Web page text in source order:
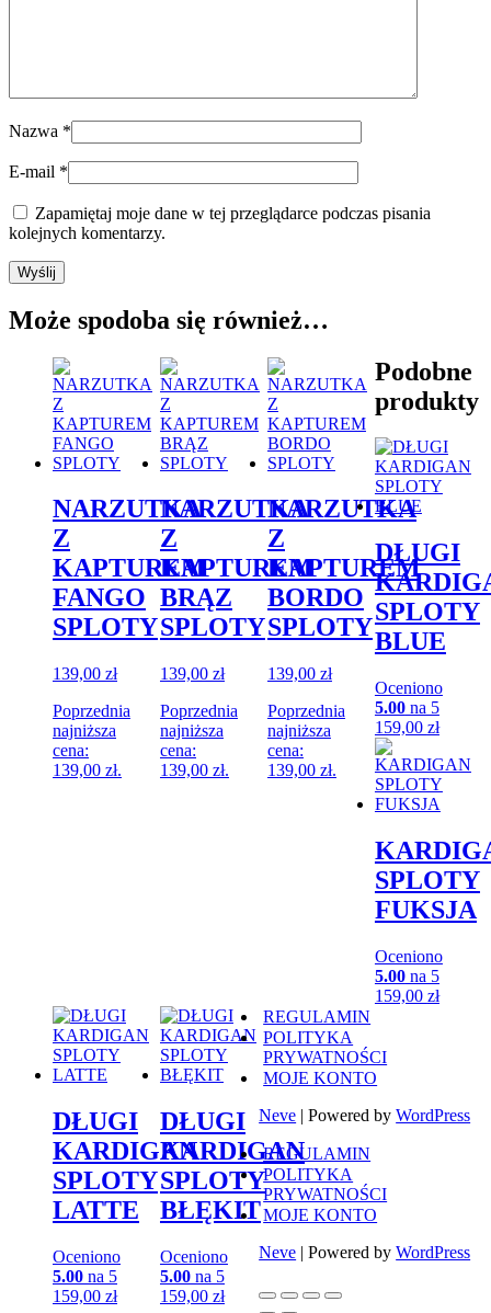
Nazwa *
E-mail *
Zapamiętaj moje dane w tej przeglądarce podczas pisania
kolejnych komentarzy.
Może spodoba się również…
NARZUTKA
Z
KAPTUREM
FANGO
SPLOTY
139,00 zł
Poprzednia
najniższa
cena:
139,00 zł.
NARZUTKA
Z
KAPTUREM
BRĄZ
SPLOTY
139,00 zł
Poprzednia
najniższa
cena:
139,00 zł.
NARZUTKA
Z
KAPTUREM
BORDO
SPLOTY
139,00 zł
Poprzednia
najniższa
cena:
139,00 zł.
Podobne
produkty
DŁUGI
SPLOTY
BLUE
Oceniono
5.00na 5
159,00 zł
SPLOTY
FUKSJA
Oceniono
5.00na 5
159,00 zł
DŁUGI
KARDIGAN
SPLOTY
LATTE
Oceniono
5.00 na 5
159,00 zł
DŁUGI
KARDIGAN
SPLOTY
BŁĘKIT
Oceniono
5.00na 5
159,00 zł
REGULAMIN
POLITYKA
PRYWATNOŚCI
MOJE KONTO
Neve | Powered byWordPress
REGULAMIN
POLITYKA
PRYWATNOŚCI
MOJE KONTO
Neve | Powered byWordPress